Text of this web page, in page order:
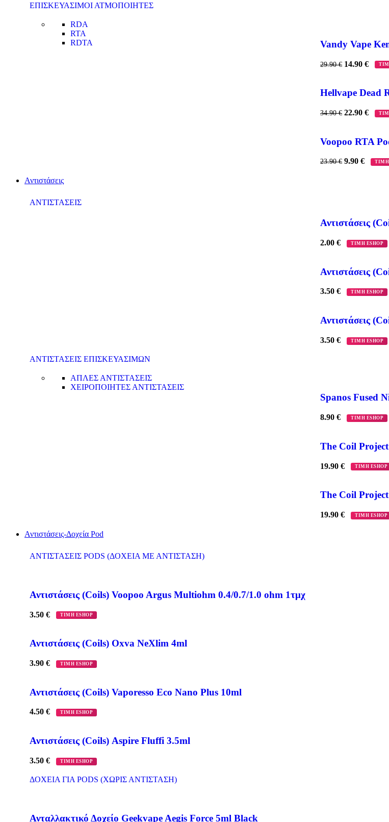
ΕΠΙΣΚΕΥΑΣΙΜΟΙ ΑΤΜΟΠΟΙΗΤΕΣ
RDA
RTA
RDTA
Vandy Vape
29.90€ 14.90 €
Hellvape Dead
34.90€ 22.90 €
Voopoo RTA
23.90€ 9.90 € ΤΙΜΗ
Αντιστάσεις
ΑΝΤΙΣΤΑΣΕΙΣ
Αντιστάσεις
2.00 € ΤΙΜΗ ESHOP
Αντιστάσεις
3.50 € ΤΙΜΗ ESHOP
Αντιστάσεις
3.50 € ΤΙΜΗ ESHOP
ΑΝΤΙΣΤΑΣΕΙΣ ΕΠΙΣΚΕΥΑΣΙΜΩΝ
ΑΠΛΕΣ ΑΝΤΙΣΤΑΣΕΙΣ
ΧΕΙΡΟΠΟΙΗΤΕΣ ΑΝΤΙΣΤΑΣΕΙΣ
Spanos Fused
8.90 € ΤΙΜΗ ESHOP
The Coil
19.90 € ΤΙΜΗ ESHOP
The Coil
19.90 € ΤΙΜΗ ESHOP
Αντιστάσεις-Δοχεία Pod
ΑΝΤΙΣΤΑΣΕΙΣ PODS (ΔΟΧΕΙΑ ΜΕ ΑΝΤΙΣΤΑΣΗ)
Αντιστάσεις (Coils) Voopoo Argus Multiohm 0.4/0.7/1.0 ohm 1τμχ
3.50 € ΤΙΜΗ ESHOP
Αντιστάσεις (Coils) Oxva NeXlim 4ml
3.90 € ΤΙΜΗ ESHOP
Αντιστάσεις (Coils) Vaporesso Eco Nano Plus 10ml
4.50 € ΤΙΜΗ ESHOP
Αντιστάσεις (Coils) Aspire Fluffi 3.5ml
3.50 € ΤΙΜΗ ESHOP
ΔΟΧΕΙΑ ΓΙΑ PODS (ΧΩΡΙΣ ΑΝΤΙΣΤΑΣΗ)
Ανταλλακτικό Δοχείο Geekvape Aegis Force 5ml Black